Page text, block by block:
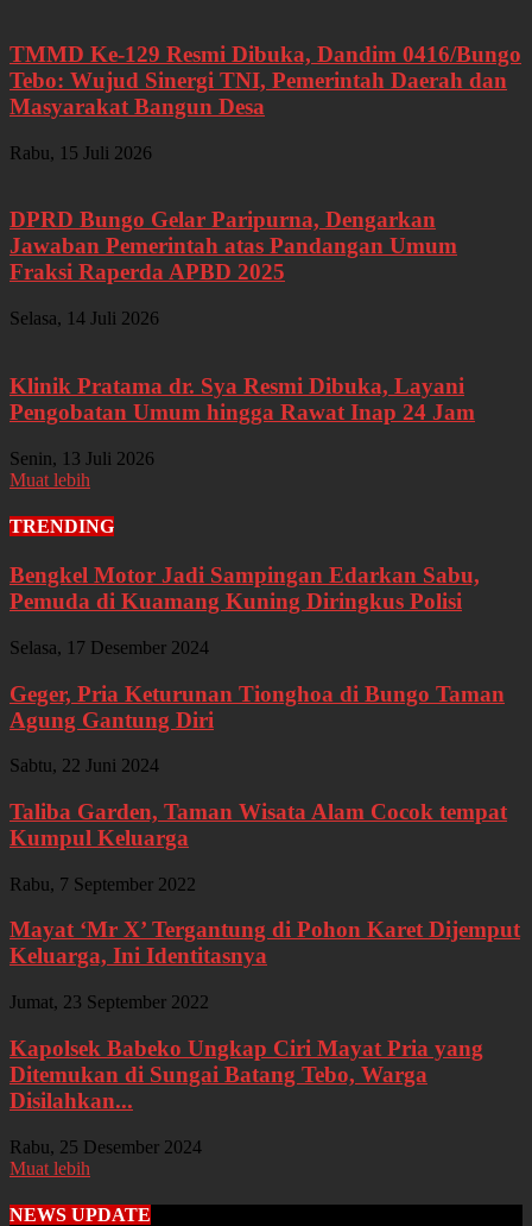
TMMD Ke-129 Resmi Dibuka, Dandim 0416/Bungo
Tebo: Wujud Sinergi TNI, Pemerintah Daerah dan
Masyarakat Bangun Desa
Rabu, 15 Juli 2026
DPRD Bungo Gelar Paripurna, Dengarkan
Jawaban Pemerintah atas Pandangan Umum
Fraksi Raperda APBD 2025
Selasa, 14 Juli 2026
Klinik Pratama dr. Sya Resmi Dibuka, Layani
Pengobatan Umum hingga Rawat Inap 24 Jam
Senin, 13 Juli 2026
Muat lebih
TRENDING
Bengkel Motor Jadi Sampingan Edarkan Sabu,
Pemuda di Kuamang Kuning Diringkus Polisi
Selasa, 17 Desember 2024
Geger, Pria Keturunan Tionghoa di Bungo Taman
Agung Gantung Diri
Sabtu, 22 Juni 2024
Taliba Garden, Taman Wisata Alam Cocok tempat
Kumpul Keluarga
Rabu, 7 September 2022
Mayat ‘Mr X’ Tergantung di Pohon Karet Dijemput
Keluarga, Ini Identitasnya
Jumat, 23 September 2022
Kapolsek Babeko Ungkap Ciri Mayat Pria yang
Ditemukan di Sungai Batang Tebo, Warga
Disilahkan...
Rabu, 25 Desember 2024
Muat lebih
NEWS UPDATE